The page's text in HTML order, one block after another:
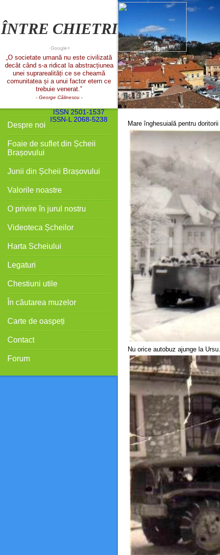
ÎNTRE CHIETRI
Google+
„O societate umană nu este civilizată
decât când s-a ridicat la abstracțiunea
unei suprarealități ce se cheamă
comunitatea și a unui factor etern ce
trebuie venerat.”
- George Călinescu-
ISSN 2501-1537
ISSN-L 2068-5238
Despre noi
Foaie de suflet din Șcheii
Brașovului
Junii din Șcheii Brașovului
Valorile noastre
O privire în jurul nostru
Videoteca Șcheilor
Harta Scheiului
Legaturi
Chestiuni utile
În căutarea muzelor
Carte de oaspeți
Contact
Forum
Mare înghesuială pentru
Nu orice autobuz ajunge la